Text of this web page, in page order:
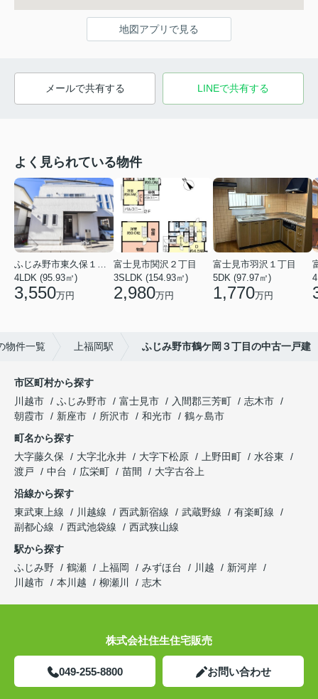
地図アプリで見る
メールで共有する LINEで共有する
よく見られている物件
ふじみ野市東久保１丁目
4LDK (95.93㎡)
3,550万円
富士見市関沢２丁目
3SLDK (154.93㎡)
2,980万円
富士見市羽沢１丁目
5DK (97.97㎡)
1,770万円
物件一覧 上福岡駅 ふじみ野市鶴ケ岡３丁目の中古一戸建
市区町村から探す
川越市
ふじみ野市 富士見市 入間郡三芳町
志木市
朝霞市
新座市 所沢市 和光市
鶴ヶ島市
町名から探す
大字藤久保
大字北永井 大字下松原 上野田町
水谷東
渡戸
中台 広栄町 苗間
大字古谷上
沿線から探す
東武東上線
川越線 西武新宿線 武蔵野線
有楽町線
副都心線
西武池袋線
西武狭山線
駅から探す
ふじみ野
鶴瀬 上福岡 みずほ台 川越
新河岸
川越市
本川越 柳瀬川 志木
株式会社住生住宅販売
049-255-8800 お問い合わせ